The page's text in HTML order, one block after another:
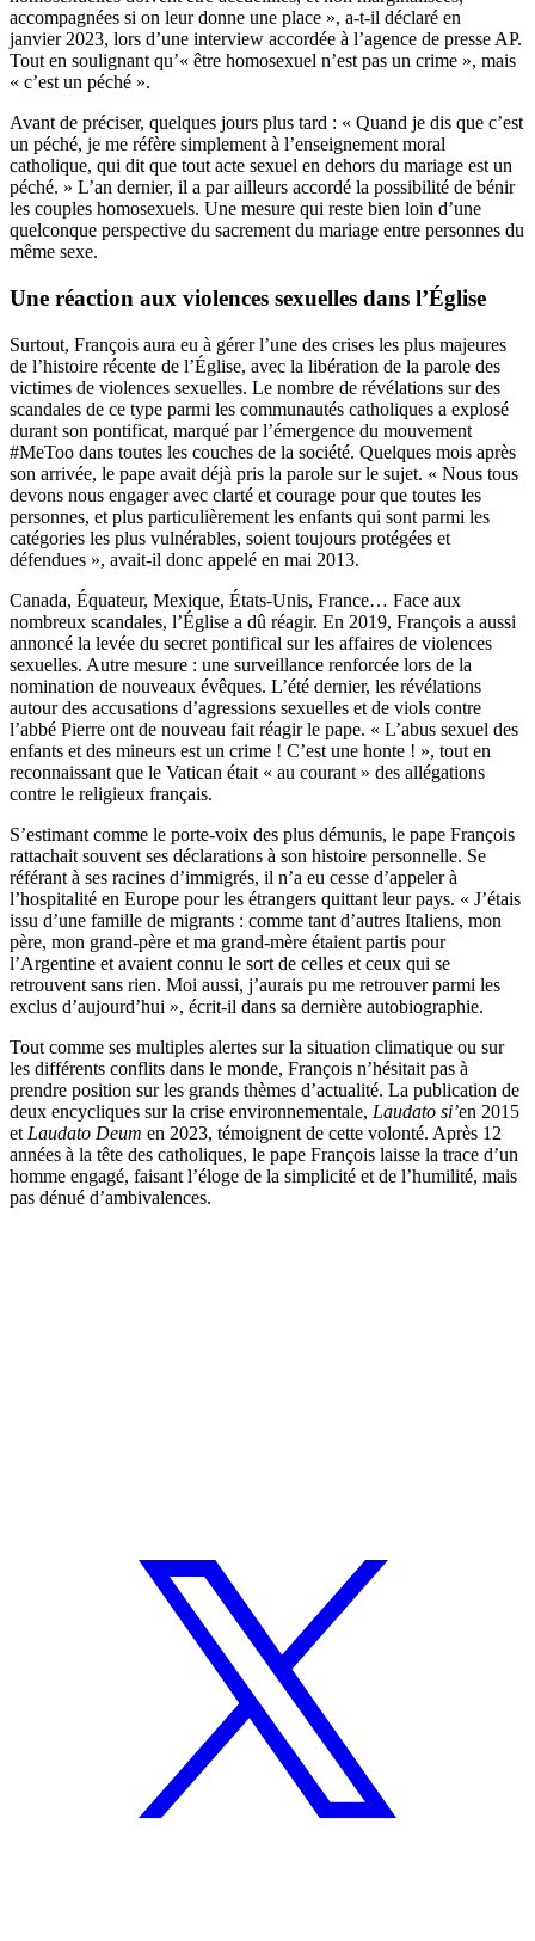
accompagnées si on leur donne une place », a-t-il déclaré en
janvier 2023, lors d’une interview accordée à l’agence de presse AP.
Tout en soulignant qu’« être homosexuel n’est pas un crime », mais
« c’est un péché ».
Avant de préciser, quelques jours plus tard : « Quand je dis que c’est
un péché, je me réfère simplement à l’enseignement moral
catholique, qui dit que tout acte sexuel en dehors du mariage est un
péché. » L’an dernier, il a par ailleurs accordé la possibilité de bénir
les couples homosexuels. Une mesure qui reste bien loin d’une
quelconque perspective du sacrement du mariage entre personnes du
même sexe.
Une réaction aux violences sexuelles dans l’Église
Surtout, François aura eu à gérer l’une des crises les plus majeures
de l’histoire récente de l’Église, avec la libération de la parole des
victimes de violences sexuelles. Le nombre de révélations sur des
scandales de ce type parmi les communautés catholiques a explosé
durant son pontificat, marqué par l’émergence du mouvement
#MeToo dans toutes les couches de la société. Quelques mois après
son arrivée, le pape avait déjà pris la parole sur le sujet. « Nous tous
devons nous engager avec clarté et courage pour que toutes les
personnes, et plus particulièrement les enfants qui sont parmi les
catégories les plus vulnérables, soient toujours protégées et
défendues », avait-il donc appelé en mai 2013.
Canada, Équateur, Mexique, États-Unis, France… Face aux
nombreux scandales, l’Église a dû réagir. En 2019, François a aussi
annoncé la levée du secret pontifical sur les affaires de violences
sexuelles. Autre mesure : une surveillance renforcée lors de la
nomination de nouveaux évêques. L’été dernier, les révélations
autour des accusations d’agressions sexuelles et de viols contre
l’abbé Pierre ont de nouveau fait réagir le pape. « L’abus sexuel des
enfants et des mineurs est un crime ! C’est une honte ! », tout en
reconnaissant que le Vatican était « au courant » des allégations
contre le religieux français.
S’estimant comme le porte-voix des plus démunis, le pape François
rattachait souvent ses déclarations à son histoire personnelle. Se
référant à ses racines d’immigrés, il n’a eu cesse d’appeler à
l’hospitalité en Europe pour les étrangers quittant leur pays. « J’étais
issu d’une famille de migrants : comme tant d’autres Italiens, mon
père, mon grand-père et ma grand-mère étaient partis pour
l’Argentine et avaient connu le sort de celles et ceux qui se
retrouvent sans rien. Moi aussi, j’aurais pu me retrouver parmi les
exclus d’aujourd’hui », écrit-il dans sa dernière autobiographie.
Tout comme ses multiples alertes sur la situation climatique ou sur
les différents conflits dans le monde, François n’hésitait pas à
prendre position sur les grands thèmes d’actualité. La publication de
deux encycliques sur la crise environnementale, Laudato si’en 2015
et Laudato Deum en 2023, témoignent de cette volonté. Après 12
années à la tête des catholiques, le pape François laisse la trace d’un
homme engagé, faisant l’éloge de la simplicité et de l’humilité, mais
pas dénué d’ambivalences.